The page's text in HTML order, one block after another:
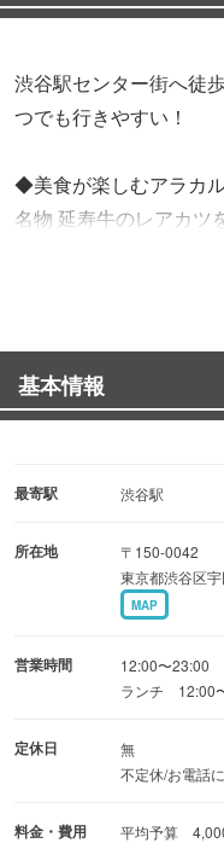
渋谷駅センター街へ徒
つでも行きやすい！
◆美食が楽しむアラカ
名物 延寿牛のレアカツ
美味しいタパスとお酒
◆いろいろな用途で利
完全個室は最大12名様
様まで対応可能。
てご利用出来ます。
◆お得なランチや昼飲み
平日限定で、スープ・
ットランチもご用意。
また90分飲み放題付き
た集まりにどうぞ！
基本情報
最寄駅 渋谷駅
所在地
〒150-0042
東京都渋谷区
MAP
営業時間
12:00〜23:00
ランチ 12:00
定休日
無
不定休/お電話
料金・費用 平均予算